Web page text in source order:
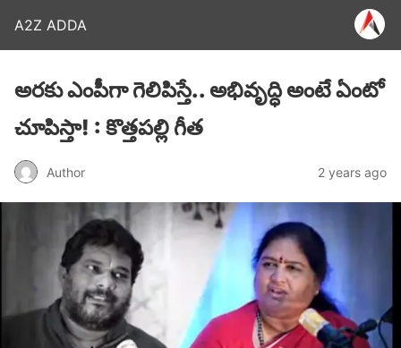
A2Z ADDA
అరకు ఎంపీగా గెలిపిస్తే.. అభివృద్ధి అంటే ఏంటో
చూపిస్తా! : కొత్తపల్లి గీత
Author 2 years ago